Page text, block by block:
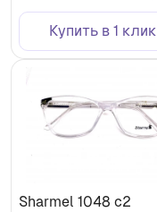
Купить в 1 клик
Sharmel 1048 c2